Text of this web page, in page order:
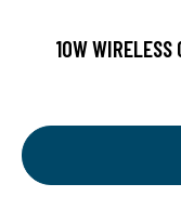
10W WIRELESS